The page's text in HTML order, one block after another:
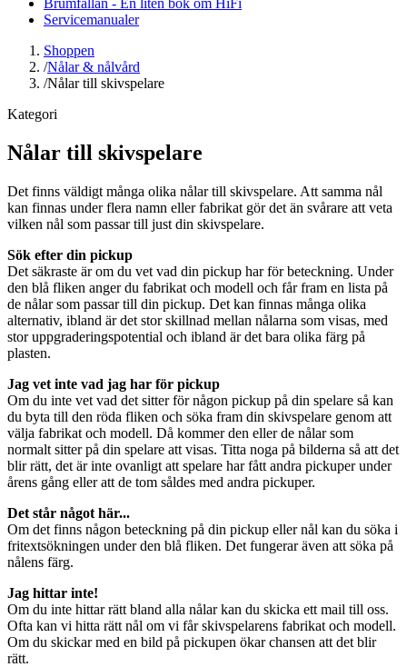
Servicemanualer
Shoppen
/Nålar & nålvård
/Nålar till skivspelare
Kategori
Nålar till skivspelare
Det finns väldigt många olika nålar till skivspelare. Att samma nål
kan finnas under flera namn eller fabrikat gör det än svårare att veta
vilken nål som passar till just din skivspelare.
Sök efter din pickup
Det säkraste är om du vet vad din pickup har för beteckning. Under
den blå fliken anger du fabrikat och modell och får fram en lista på
de nålar som passar till din pickup. Det kan finnas många olika
alternativ, ibland är det stor skillnad mellan nålarna som visas, med
stor uppgraderingspotential och ibland är det bara olika färg på
plasten.
Jag vet inte vad jag har för pickup
Om du inte vet vad det sitter för någon pickup på din spelare så kan
du byta till den röda fliken och söka fram din skivspelare genom att
välja fabrikat och modell. Då kommer den eller de nålar som
normalt sitter på din spelare att visas. Titta noga på bilderna så att det
blir rätt, det är inte ovanligt att spelare har fått andra pickuper under
årens gång eller att de tom såldes med andra pickuper.
Det står något här...
Om det finns någon beteckning på din pickup eller nål kan du söka i
fritextsökningen under den blå fliken. Det fungerar även att söka på
nålens färg.
Jag hittar inte!
Om du inte hittar rätt bland alla nålar kan du skicka ett mail till oss.
Ofta kan vi hitta rätt nål om vi får skivspelarens fabrikat och modell.
Om du skickar med en bild på pickupen ökar chansen att det blir
rätt.